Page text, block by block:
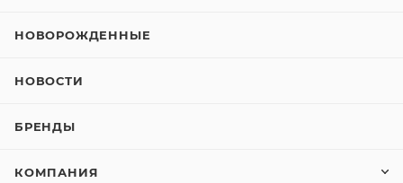
НОВОРОЖДЕННЫЕ
НОВОСТИ
БРЕНДЫ
КОМПАНИЯ